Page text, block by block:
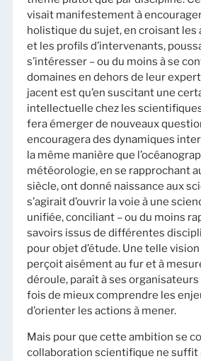
visait manifestement à
holistique du sujet, en croisant les
et les profils d’intervenants,
s’intéresser – ou du moins à se
domaines en dehors de leur
jacent est qu’en suscitant une
intellectuelle chez les
fera émerger de nouveaux
encouragera des dynamiques
la même manière que
météorologie, en se rapprochant
siècle, ont donné naissance aux
s’agirait d’ouvrir la voie à une
unifiée, conciliant – ou du moins
savoirs issus de différentes
pour objet d’étude. Une telle
perçoit aisément au fur et à
déroule, paraît à ses
fois de mieux comprendre les
d’orienter les actions à mener.
Mais pour que cette ambition se
collaboration scientifique ne suffit